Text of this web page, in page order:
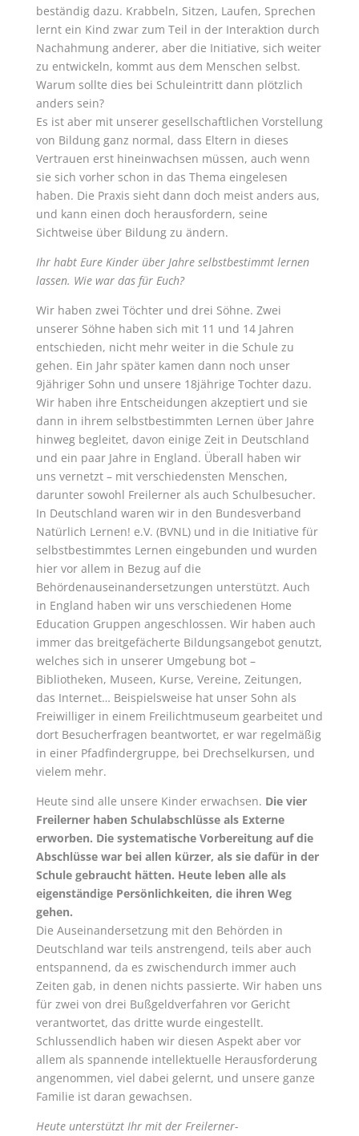
beständig dazu. Krabbeln, Sitzen, Laufen, Sprechen
lernt ein Kind zwar zum Teil in der Interaktion durch
Nachahmung anderer, aber die Initiative, sich weiter
zu entwickeln, kommt aus dem Menschen selbst.
Warum sollte dies bei Schuleintritt dann plötzlich
anders sein?
Es ist aber mit unserer gesellschaftlichen Vorstellung
von Bildung ganz normal, dass Eltern in dieses
Vertrauen erst hineinwachsen müssen, auch wenn
sie sich vorher schon in das Thema eingelesen
haben. Die Praxis sieht dann doch meist anders aus,
und kann einen doch herausfordern, seine
Sichtweise über Bildung zu ändern.
Ihr habt Eure Kinder über Jahre selbstbestimmt lernen
lassen. Wie war das für Euch?
Wir haben zwei Töchter und drei Söhne. Zwei
unserer Söhne haben sich mit 11 und 14 Jahren
entschieden, nicht mehr weiter in die Schule zu
gehen. Ein Jahr später kamen dann noch unser
9jähriger Sohn und unsere 18jährige Tochter dazu.
Wir haben ihre Entscheidungen akzeptiert und sie
dann in ihrem selbstbestimmten Lernen über Jahre
hinweg begleitet, davon einige Zeit in Deutschland
und ein paar Jahre in England. Überall haben wir
uns vernetzt – mit verschiedensten Menschen,
darunter sowohl Freilerner als auch Schulbesucher.
In Deutschland waren wir in den Bundesverband
Natürlich Lernen! e.V. (BVNL) und in die Initiative für
selbstbestimmtes Lernen eingebunden und wurden
hier vor allem in Bezug auf die
Behördenauseinandersetzungen unterstützt. Auch
in England haben wir uns verschiedenen Home
Education Gruppen angeschlossen. Wir haben auch
immer das breitgefächerte Bildungsangebot genutzt,
welches sich in unserer Umgebung bot –
Bibliotheken, Museen, Kurse, Vereine, Zeitungen,
das Internet… Beispielsweise hat unser Sohn als
Freiwilliger in einem Freilichtmuseum gearbeitet und
dort Besucherfragen beantwortet, er war regelmäßig
in einer Pfadfindergruppe, bei Drechselkursen, und
vielem mehr.
Heute sind alle unsere Kinder erwachsen. Die vier
Freilerner haben Schulabschlüsse als Externe
erworben. Die systematische Vorbereitung auf die
Abschlüsse war bei allen kürzer, als sie dafür in der
Schule gebraucht hätten. Heute leben alle als
eigenständige Persönlichkeiten, die ihren Weg
gehen.
Die Auseinandersetzung mit den Behörden in
Deutschland war teils anstrengend, teils aber auch
entspannend, da es zwischendurch immer auch
Zeiten gab, in denen nichts passierte. Wir haben uns
für zwei von drei Bußgeldverfahren vor Gericht
verantwortet, das dritte wurde eingestellt.
Schlussendlich haben wir diesen Aspekt aber vor
allem als spannende intellektuelle Herausforderung
angenommen, viel dabei gelernt, und unsere ganze
Familie ist daran gewachsen.
Heute unterstützt Ihr mit der Freilerner-